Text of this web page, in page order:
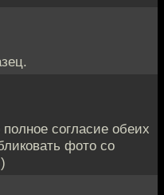
согласие обеих
фото со